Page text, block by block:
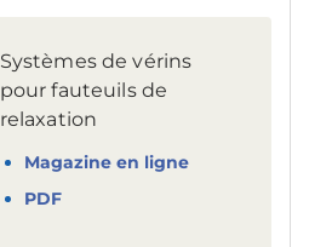
Systèmes de vérins
pour fauteuils de
relaxation
Magazine en ligne
PDF